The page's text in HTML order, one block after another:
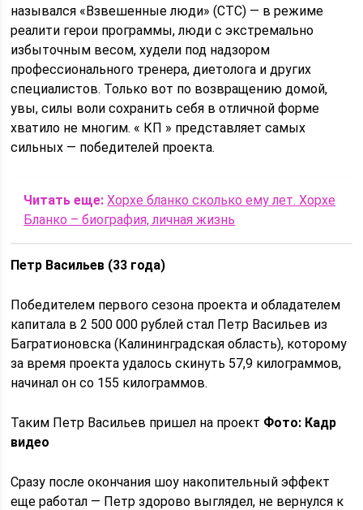
назывался «Взвешенные люди» (СТС) — в режиме
реалити герои программы, люди с экстремально
избыточным весом, худели под надзором
профессионального тренера, диетолога и других
специалистов. Только вот по возвращению домой,
увы, силы воли сохранить себя в отличной форме
хватило не многим. « КП » представляет самых
сильных — победителей проекта.
Читать еще: Хорхе бланко сколько ему лет. Хорхе
Бланко – биография, личная жизнь
Петр Васильев (33 года)
Победителем первого сезона проекта и обладателем
капитала в 2 500 000 рублей стал Петр Васильев из
Багратионовска (Калининградская область), которому
за время проекта удалось скинуть 57,9 килограммов,
начинал он со 155 килограммов.
Таким Петр Васильев пришел на проект Фото: Кадр
видео
Сразу после окончания шоу накопительный эффект
еще работал — Петр здорово выглядел, не вернулся к